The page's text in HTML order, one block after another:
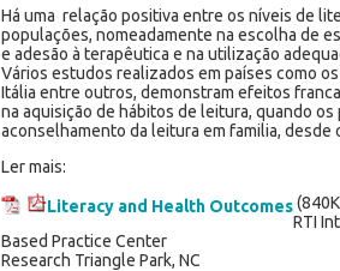
Há uma relação positiva entre os níveis de
populações, nomeadamente na escolha de
e adesão à terapêutica e na utilização
Vários estudos realizados em países como
Itália entre outros, demonstram efeitos
na aquisição de hábitos de leitura, quando
aconselhamento da leitura em familia, desde
Ler mais:
Literacy and Health Outcomes
RTI
Based Practice Center
Research Triangle Park, NC